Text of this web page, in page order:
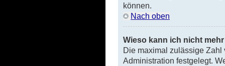
können.
Nach oben
Wieso kann ich nicht
Die maximal zulässige
Administration festgelegt.